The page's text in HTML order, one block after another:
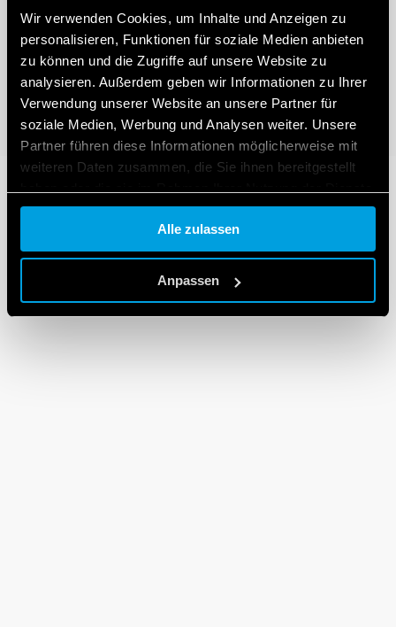
Wir verwenden Cookies, um Inhalte und Anzeigen zu
personalisieren, Funktionen für soziale Medien anbieten
zu können und die Zugriffe auf unsere Website zu
analysieren. Außerdem geben wir Informationen zu Ihrer
Verwendung unserer Website an unsere Partner für
soziale Medien, Werbung und Analysen weiter. Unsere
Partner führen diese Informationen möglicherweise mit
weiteren Daten zusammen, die Sie ihnen bereitgestellt
gesammelt haben.
Cookie policy.
Alle zulassen
Anpassen